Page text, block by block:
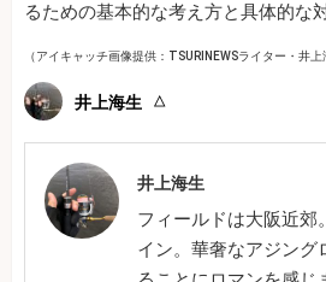
るための基本的な考え方と具体的な
（アイキャッチ画像提供：TSURINEWSライター・井上
井上海生
井上海生
フィールドは大阪近郊
イン。華奢なアジング